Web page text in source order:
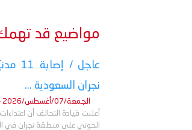
مواضيع قد
نجران السعودية ...
الجمعة/07/أغسطس/2026 - 12:38 ص
أعلنت قيادة التحالف أن